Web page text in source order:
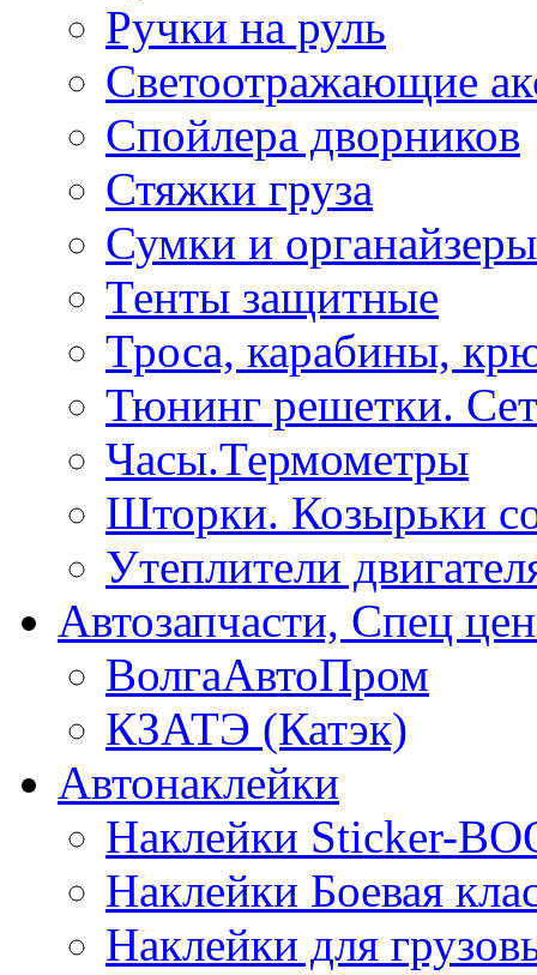
Ручки на руль
Светоотражающие
Спойлера дворников
Стяжки груза
Сумки и органайзеры
Тенты защитные
Троса, карабины,
Тюнинг решетки.
Часы.Термометры
Шторки. Козырьки
Утеплители
Автозапчасти, Спец
ВолгаАвтоПром
КЗАТЭ (Катэк)
Автонаклейки
Наклейки Sticker-
Наклейки Боевая
Наклейки для